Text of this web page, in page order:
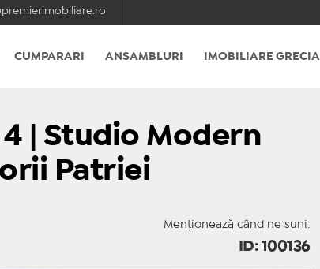
CUMPARARI ANSAMBLURI IMOBILIARE GRECIA
| Studio Modern
Patriei
Menționează când ne suni:
ID: 100136